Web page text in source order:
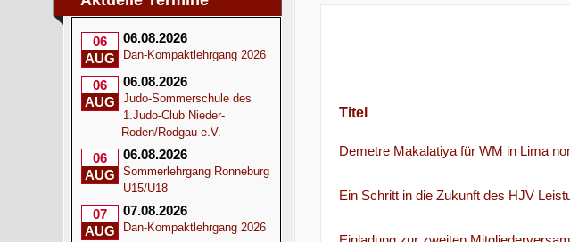
06
AUG
06.08.2026
Dan-Kompaktlehrgang 2026
06
AUG
06.08.2026
Judo-Sommerschule des
1.Judo-Club Nieder-
Roden/Rodgau e.V.
06
AUG
06.08.2026
Sommerlehrgang Ronneburg
U15/U18
07
AUG
07.08.2026
Dan-Kompaktlehrgang 2026
Titel
Demetre Makalatiya für WM in Lima
Ein Schritt in die Zukunft des HJV